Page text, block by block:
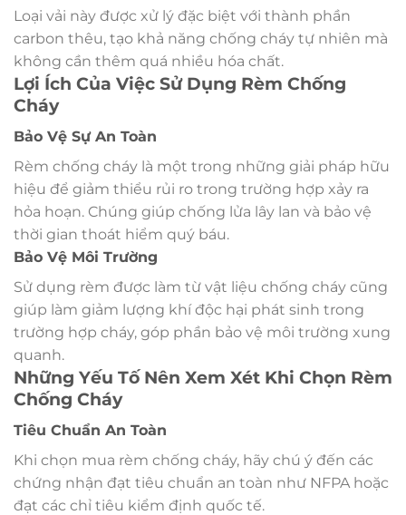
Loại vải này được xử lý đặc biệt với thành phần
carbon thêu, tạo khả năng chống cháy tự nhiên mà
không cần thêm quá nhiều hóa chất.
Lợi Ích Của Việc Sử Dụng Rèm Chống
Cháy
Bảo Vệ Sự An Toàn
Rèm chống cháy là một trong những giải pháp hữu
hiệu để giảm thiểu rủi ro trong trường hợp xảy ra
hỏa hoạn. Chúng giúp chống lửa lây lan và bảo vệ
thời gian thoát hiểm quý báu.
Bảo Vệ Môi Trường
Sử dụng rèm được làm từ vật liệu chống cháy cũng
giúp làm giảm lượng khí độc hại phát sinh trong
trường hợp cháy, góp phần bảo vệ môi trường xung
quanh.
Những Yếu Tố Nên Xem Xét Khi Chọn Rèm
Chống Cháy
Tiêu Chuẩn An Toàn
Khi chọn mua rèm chống cháy, hãy chú ý đến các
chứng nhận đạt tiêu chuẩn an toàn như NFPA hoặc
đạt các chỉ tiêu kiểm định quốc tế.